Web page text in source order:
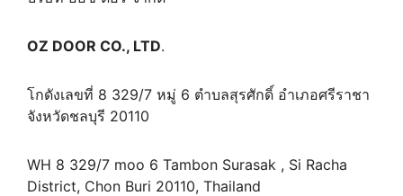
OZ DOOR CO., LTD.
โกดังเลขที่ 8 329/7 หมู่ 6 ตำบลสุรศักดิ์ อำเภอศรีราชา
จังหวัดชลบุรี 20110
WH 8 329/7 moo 6 Tambon Surasak , Si Racha
District, Chon Buri 20110, Thailand